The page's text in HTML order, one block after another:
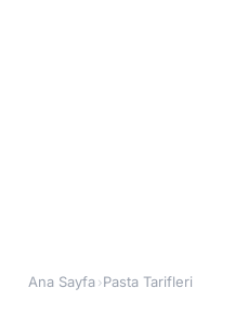
Ana Sayfa ›Pasta Tarifleri